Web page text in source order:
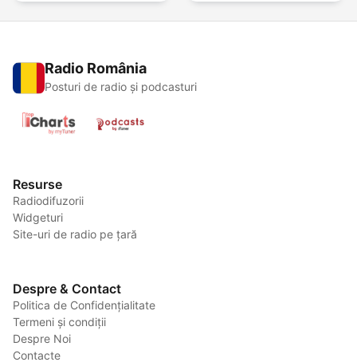
Radio România
Posturi de radio și podcasturi
Resurse
Radiodifuzorii
Widgeturi
Site-uri de radio pe țară
Despre & Contact
Politica de Confidențialitate
Termeni și condiții
Despre Noi
Contacte